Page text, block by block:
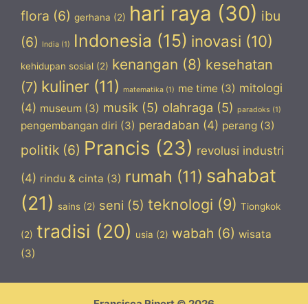
flora (6) gerhana (2) hari raya (30) ibu
(6)
India (1) Indonesia (15) inovasi (10)
kehidupan sosial (2) kenangan (8) kesehatan
(7) kuliner (11) matematika (1) me time (3) mitologi
(4) museum (3) musik (5) olahraga (5) paradoks (1)
pengembangan diri (3) peradaban (4) perang (3)
politik (6) Prancis (23) revolusi industri
(4) rindu & cinta (3) rumah (11) sahabat
(21) sains (2) seni (5) teknologi (9) Tiongkok
(2) tradisi (20) usia (2) wabah (6) wisata
(3)